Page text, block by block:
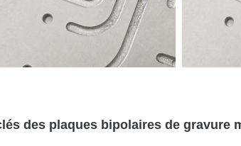
des plaques bipolaires de gravure